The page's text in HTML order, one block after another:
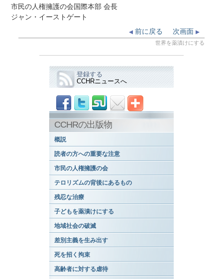
市民の人権擁護の会国際本部 会長
ジャン・イーストゲート
次画面
前に戻る
世界を薬漬けにする
登録する
CCHRニュースへ
CCHRの出版物
概説
読者の方への重要な注意
市民の人権擁護の会
テロリズムの背後にあるもの
残忍な治療
子どもを薬漬けにする
地域社会の破滅
差別主義を生み出す
死を招く拘束
高齢者に対する虐待